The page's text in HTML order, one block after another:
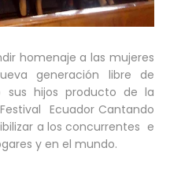
homenaje a las mujeres
generación libre de
sus hijos producto de la
Ecuador Cantando
a los concurrentes e
y en el mundo.